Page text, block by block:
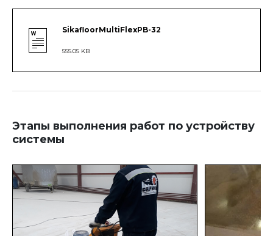
SikafloorMultiFlexPB-32
555.05 KB
Этапы выполнения работ по устройству
системы